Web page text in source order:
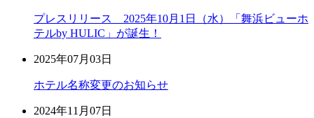
プレスリリース 2025年10月1日（水）「舞浜ビューホ
テルby HULIC」が誕生！
2025年07月03日
ホテル名称変更のお知らせ
2024年11月07日